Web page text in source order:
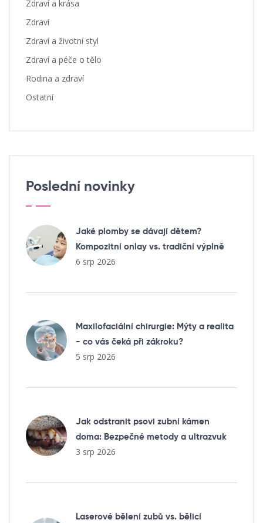
Zdraví a krása
Zdraví
Zdraví a životní styl
Zdraví a péče o tělo
Rodina a zdraví
Ostatní
Poslední novinky
Jaké plomby se dávají dětem?
Kompozitní onlay vs. tradiční výplně
6 srp 2026
Maxilofaciální chirurgie: Mýty a realita
- co vás čeká při zákroku?
5 srp 2026
Jak odstranit psovi zubní kámen
doma: Bezpečné metody a ultrazvuk
3 srp 2026
Laserové bělení zubů vs. bělicí